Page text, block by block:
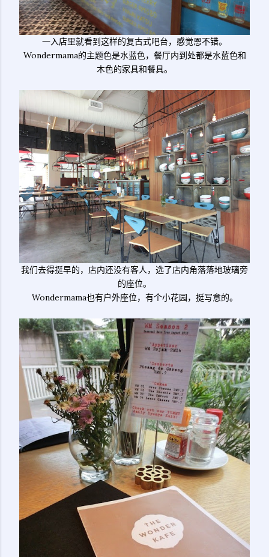
一入店里就看到这样的复古式吧台，感觉恩不错。
Wondermama的主题色是水蓝色，餐厅内到处都是水蓝色和
木色的家具和餐具。
我们去得挺早的，店内还没有客人，选了店内角落落地玻璃旁
的座位。
Wondermama也有户外座位，有个小花园，挺写意的。